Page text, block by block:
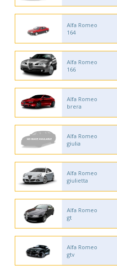
Alfa Romeo
164
Alfa Romeo
166
Alfa Romeo
brera
Alfa Romeo
giulia
Alfa Romeo
giulietta
Alfa Romeo
gt
Alfa Romeo
gtv